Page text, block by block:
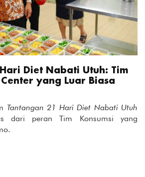
Diet Nabati Utuh: Tim
yang Luar Biasa
Tantangan 21 Hari Diet Nabati Utuh
dari peran Tim Konsumsi yang